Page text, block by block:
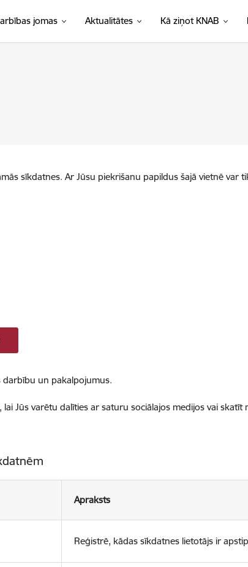
jomas Aktualitātes Kā ziņot KNAB
sīkdatnes. Ar Jūsu piekrišanu papildus šajā vietnē var
darbību un pakalpojumus.
Jūs varētu dalīties ar saturu sociālajos medijos vai
Apraksts
Reģistrē, kādas sīkdatnes lietotājs ir